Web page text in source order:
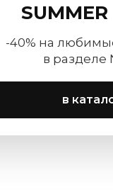
SUMMER
-40% на
в разделе
в